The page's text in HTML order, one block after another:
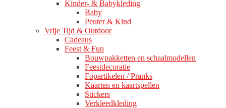
Kinder- & Babykleding
Baby
Peuter & Kind
Vrije Tijd & Outdoor
Cadeaus
Feest & Fun
Bouwpakketten en schaalmodellen
Feestdecoratie
Fopartikelen / Pranks
Kaarten en kaartspellen
Stickers
Verkleedkleding